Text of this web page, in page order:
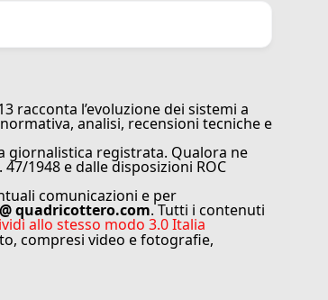
racconta l’evoluzione dei sistemi a
analisi, recensioni tecniche e
giornalistica registrata. Qualora ne
1948 e dalle disposizioni ROC
comunicazioni e per
quadricottero.com. Tutti i contenuti
allo stesso modo 3.0 Italia
compresi video e fotografie,